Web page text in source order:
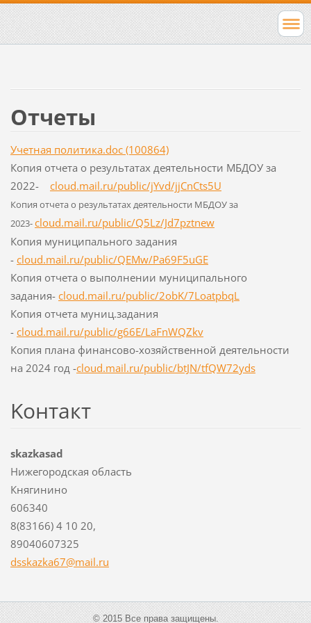
Отчеты
Учетная политика.doc (100864)
Копия отчета о результатах деятельности МБДОУ за
2022- cloud.mail.ru/public/jYvd/jjCnCts5U
Копия отчета о результатах деятельности МБДОУ за
2023-cloud.mail.ru/public/Q5Lz/Jd7pztnew
Копия муниципального задания
- cloud.mail.ru/public/QEMw/Pa69F5uGE
Копия отчета о выполнении муниципального
задания- cloud.mail.ru/public/2obK/7LoatpbqL
Копия отчета муниц.задания
- cloud.mail.ru/public/g66E/LaFnWQZkv
Копия плана финансово-хозяйственной деятельности
на 2024 год -cloud.mail.ru/public/btJN/tfQW72yds
Koнтакт
skazkasad
Нижегородская область
Княгинино
606340
8(83166) 4 10 20,
89040607325
dsskazka67@mail.ru
© 2015 Все права защищены.